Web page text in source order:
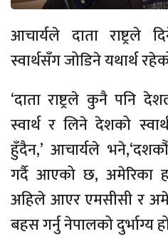
आचार्यले दाता
स्वार्थसँग जोडिने यथार्थ
‘दाता राष्ट्रले कुनै पनि
स्वार्थ र लिने देशको
हुँदैन,’ आचार्यले
गर्दै आएको छ, अमेरिका
अहिले आएर एमसीसी र
बहस गर्नु नेपालको दुर्भाग्य